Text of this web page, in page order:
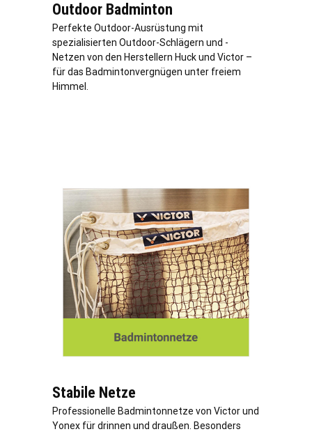
Outdoor Badminton
Perfekte Outdoor-Ausrüstung mit
spezialisierten Outdoor-Schlägern und -
Netzen von den Herstellern Huck und Victor –
für das Badmintonvergnügen unter freiem
Himmel.
Stabile Netze
Professionelle Badmintonnetze von Victor und
Yonex für drinnen und draußen. Besonders